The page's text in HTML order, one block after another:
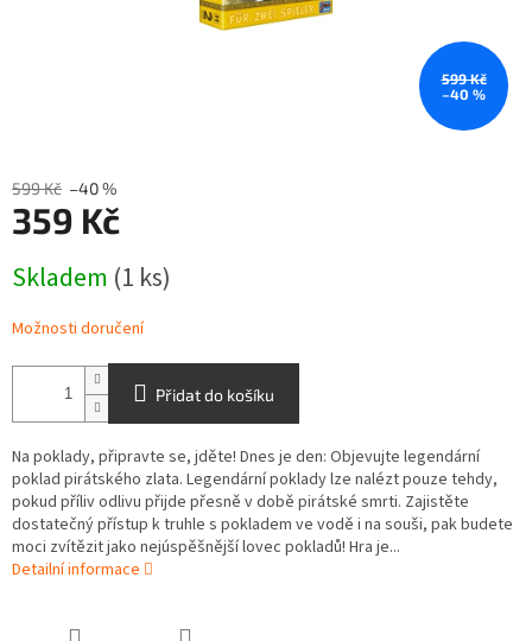
599 Kč
–40 %
599 Kč –40 %
359 Kč
cena:
Skladem (1 ks)
Možnosti doručení
Přidat do košíku
Na poklady, připravte se, jděte! Dnes je den: Objevujte legendární
poklad pirátského zlata. Legendární poklady lze nalézt pouze tehdy,
pokud příliv odlivu přijde přesně v době pirátské smrti. Zajistěte
dostatečný přístup k truhle s pokladem ve vodě i na souši, pak budete
moci zvítězit jako nejúspěšnější lovec pokladů! Hra je...
Detailní informace